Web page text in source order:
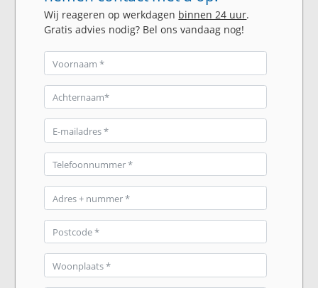
Wij reageren op werkdagen binnen 24 uur.
Gratis advies nodig? Bel ons vandaag nog!